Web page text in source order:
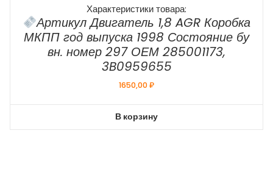
Характеристики товара:
Артикул Двигатель 1,8 AGR Коробка
МКПП год выпуска 1998 Состояние бу
вн. номер 297 ОЕМ 285001173,
3B0959655
1650,00₽
В корзину